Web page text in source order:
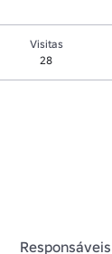
Visitas
28
Responsáveis